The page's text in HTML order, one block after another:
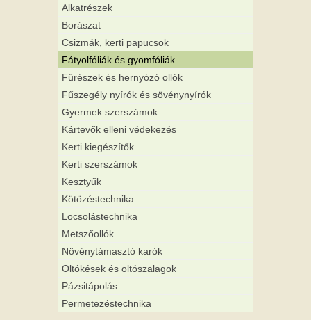
Alkatrészek
Borászat
Csizmák, kerti papucsok
Fátyolfóliák és gyomfóliák
Fűrészek és hernyózó ollók
Fűszegély nyírók és sövénynyírók
Gyermek szerszámok
Kártevők elleni védekezés
Kerti kiegészítők
Kerti szerszámok
Kesztyűk
Kötözéstechnika
Locsolástechnika
Metszőollók
Növénytámasztó karók
Oltókések és oltószalagok
Pázsitápolás
Permetezéstechnika